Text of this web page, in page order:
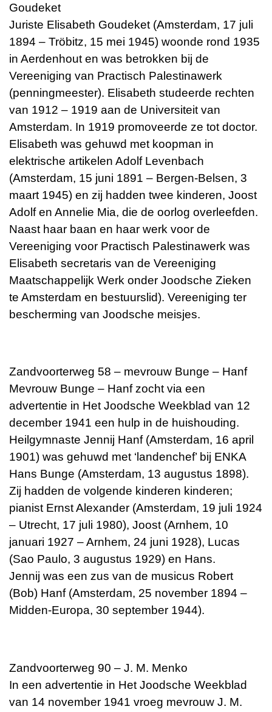
Goudeket
Juriste Elisabeth Goudeket (Amsterdam, 17 juli
1894 – Tröbitz, 15 mei 1945) woonde rond 1935
in Aerdenhout en was betrokken bij de
Vereeniging van Practisch Palestinawerk
(penningmeester). Elisabeth studeerde rechten
van 1912 – 1919 aan de Universiteit van
Amsterdam. In 1919 promoveerde ze tot doctor.
Elisabeth was gehuwd met koopman in
elektrische artikelen Adolf Levenbach
(Amsterdam, 15 juni 1891 – Bergen-Belsen, 3
maart 1945) en zij hadden twee kinderen, Joost
Adolf en Annelie Mia, die de oorlog overleefden.
Naast haar baan en haar werk voor de
Vereeniging voor Practisch Palestinawerk was
Elisabeth secretaris van de Vereeniging
Maatschappelijk Werk onder Joodsche Zieken
te Amsterdam en bestuurslid). Vereeniging ter
bescherming van Joodsche meisjes.
Zandvoorterweg 58 – mevrouw Bunge – Hanf
Mevrouw Bunge – Hanf zocht via een
advertentie in Het Joodsche Weekblad van 12
december 1941 een hulp in de huishouding.
Heilgymnaste Jennij Hanf (Amsterdam, 16 april
1901) was gehuwd met ‘landenchef’ bij ENKA
Hans Bunge (Amsterdam, 13 augustus 1898).
Zij hadden de volgende kinderen kinderen;
pianist Ernst Alexander (Amsterdam, 19 juli 1924
– Utrecht, 17 juli 1980), Joost (Arnhem, 10
januari 1927 – Arnhem, 24 juni 1928), Lucas
(Sao Paulo, 3 augustus 1929) en Hans.
Jennij was een zus van de musicus Robert
(Bob) Hanf (Amsterdam, 25 november 1894 –
Midden-Europa, 30 september 1944).
Zandvoorterweg 90 – J. M. Menko
In een advertentie in Het Joodsche Weekblad
van 14 november 1941 vroeg mevrouw J. M.